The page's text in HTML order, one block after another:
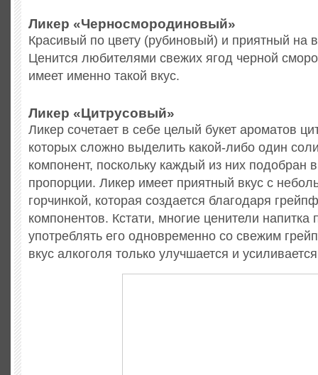
Ликер «Черносмородиновый»
Красивый по цвету (рубиновый) и приятный на
Ценится любителями свежих ягод черной
имеет именно такой вкус.
Ликер «Цитрусовый»
Ликер сочетает в себе целый букет ароматов
которых сложно выделить какой-либо один
компонент, поскольку каждый из них подобран
пропорции. Ликер имеет приятный вкус с
горчинкой, которая создается благодаря
компонентов. Кстати, многие ценители напитка
употреблять его одновременно со свежим
вкус алкоголя только улучшается и